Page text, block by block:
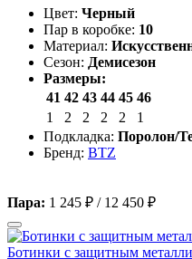
Цвет: Черный
Пар в коробке: 10
Материал:
Сезон: Демисезон
Размеры:
41 42 43 44 45 46
1
2 2 2 2
1
Подкладка: Поролон/
Бренд: BTZ
Пара: 1 245 ₽ / 12 450 ₽
Ботинки с защитным